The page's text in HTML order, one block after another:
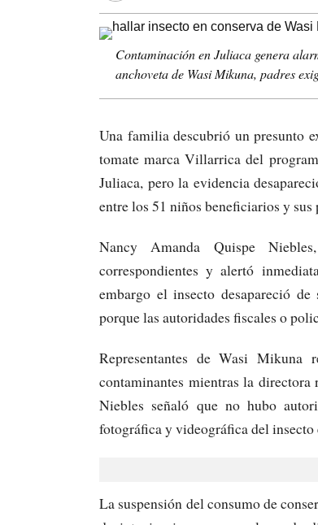
Contaminación en Juliaca genera
anchoveta de Wasi Mikuna, padres
Una familia descubrió un presunto
tomate marca Villarrica del
Juliaca, pero la evidencia
entre los 51 niños beneficiarios y sus
Nancy Amanda Quispe
correspondientes y alertó
embargo el insecto desapareció
porque las autoridades fiscales o
Representantes de Wasi
contaminantes mientras la
Niebles señaló que no hubo
fotográfica y videográfica del
La suspensión del consumo de